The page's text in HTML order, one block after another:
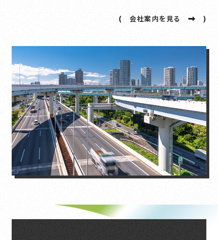
( 会社案内を見る )